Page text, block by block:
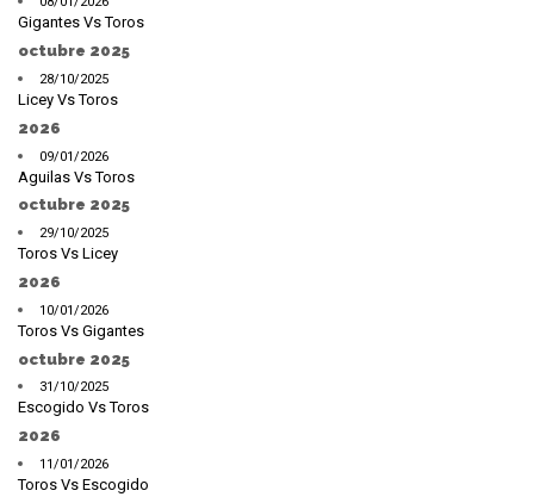
Gigantes Vs Toros
octubre 2025
28/10/2025
Licey Vs Toros
2026
09/01/2026
Aguilas Vs Toros
octubre 2025
29/10/2025
Toros Vs Licey
2026
10/01/2026
Toros Vs Gigantes
octubre 2025
31/10/2025
Escogido Vs Toros
2026
11/01/2026
Toros Vs Escogido